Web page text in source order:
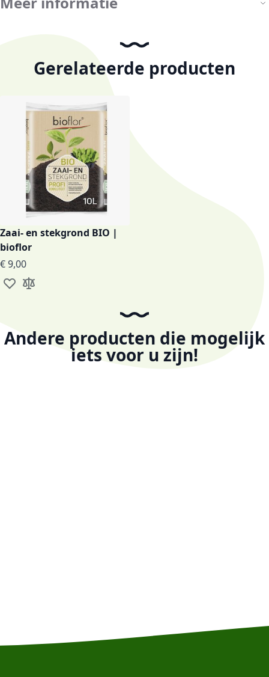
Gerelateerde producten
Zaai- en stekgrond BIO |
bioflor
Vanaf
€ 9,00
Voeg toe aan verlanglijst
Toevoegen om te vergelijken
Andere producten die mogelijk
iets voor u zijn!